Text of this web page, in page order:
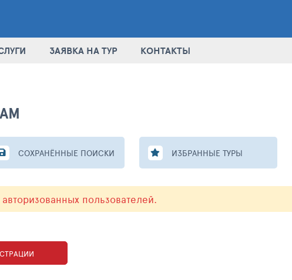
ЗАЯВКА НА ТУР КОНТАКТЫ
СОХРАНЁННЫЕ ПОИСКИ ИЗБРАННЫЕ ТУРЫ
пользователей.